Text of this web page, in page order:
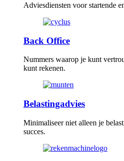
Adviesdiensten voor startende
Back Office
Nummers waarop je kunt
kunt rekenen.
Belastingadvies
Minimaliseer niet alleen je
succes.